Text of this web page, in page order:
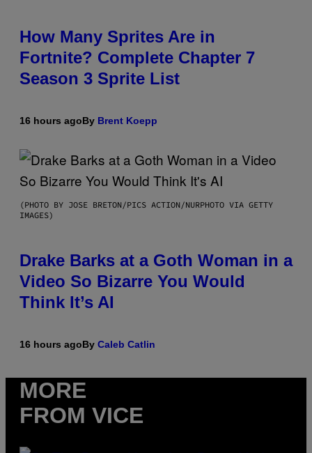
How Many Sprites Are in
Fortnite? Complete Chapter 7
Season 3 Sprite List
16 hours agoBy Brent Koepp
(PHOTO BY JOSE BRETON/PICS ACTION/NURPHOTO VIA GETTY
IMAGES)
Drake Barks at a Goth Woman in a
Video So Bizarre You Would
Think It’s AI
16 hours agoBy Caleb Catlin
MORE
FROM VICE